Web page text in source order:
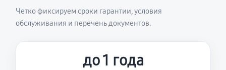
Четко фиксируем сроки гарантии, условия
обслуживания и перечень документов.
до 1 года